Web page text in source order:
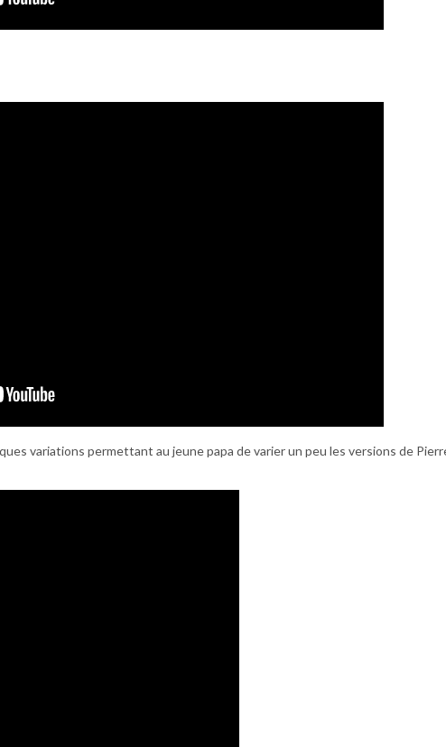
variations permettant au jeune papa de varier un peu les versions de